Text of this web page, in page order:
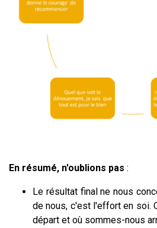
En résumé, n'oublions pas :
Le résultat final ne nous
de nous, c'est l'effort en soi.
départ et où sommes-nous